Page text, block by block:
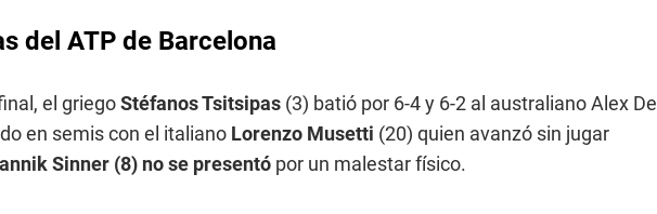
del ATP de Barcelona
el griegoStéfanos Tsitsipas (3) batió por 6-4 y 6-2 al australiano Alex De
en semis con el italiano Lorenzo Musetti (20) quien avanzó sin jugar
Sinner (8) no se presentó por un malestar físico.